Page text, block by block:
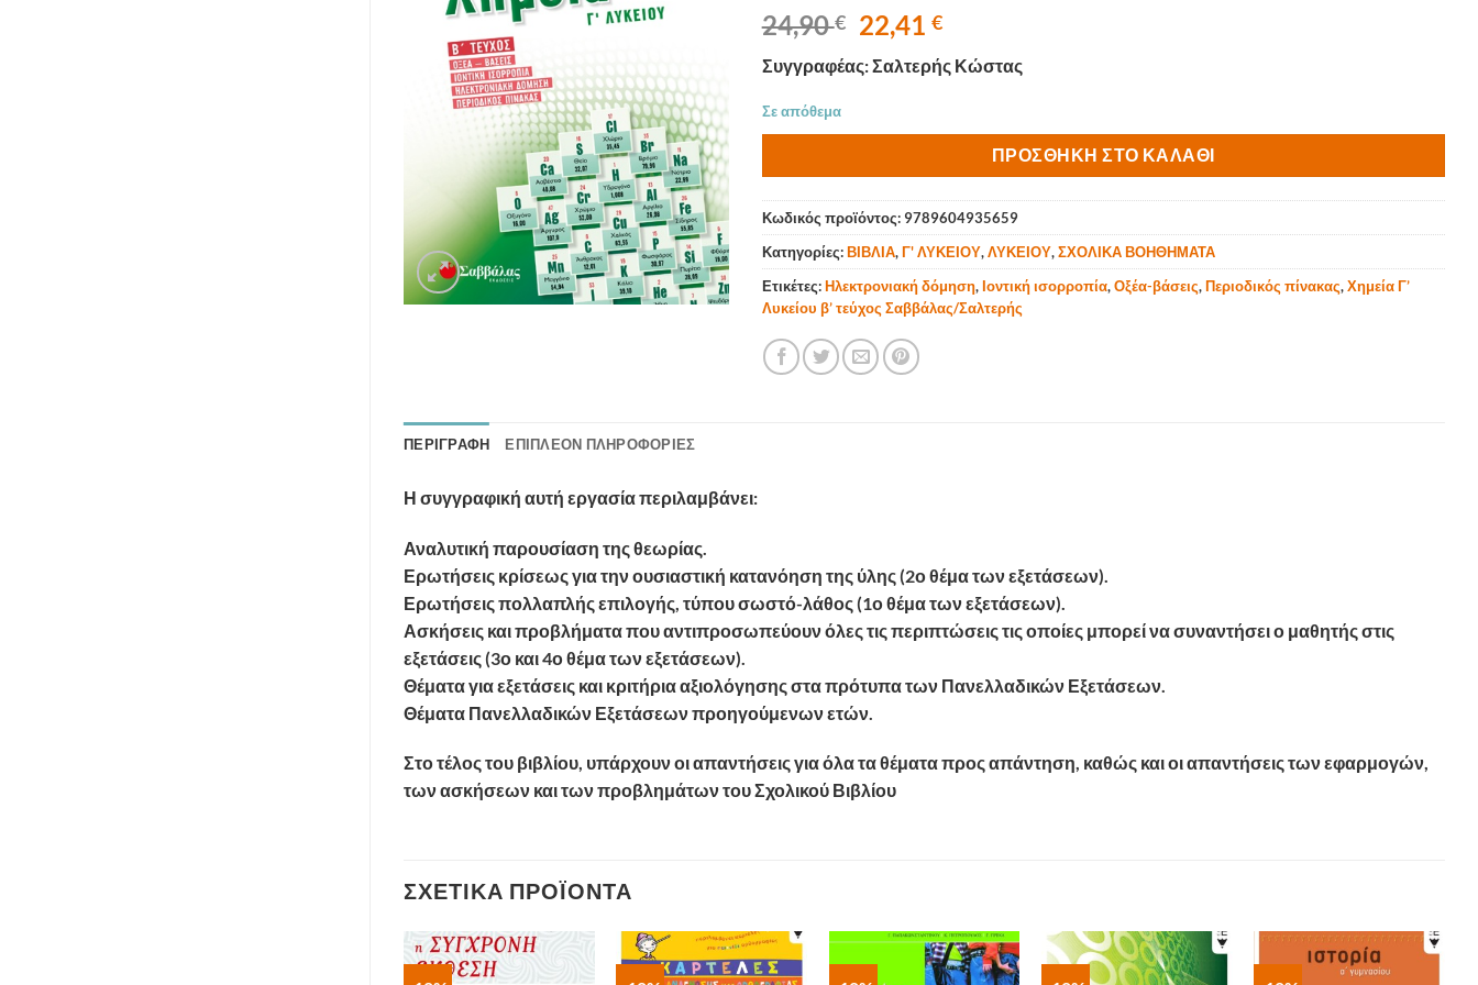
24,90€
Original
price
was:
22,41 €Η
τρέχουσα
τιμή
22,41 €.
Συγγραφέας: Σαλτερής Κώστας
Σε απόθεμα
ΠΡΟΣΘΉΚΗ ΣΤΟ ΚΑΛΆΘΙ
Κωδικός προϊόντος: 9789604935659
Κατηγορίες:ΒΙΒΛΙΑ,Γ' ΛΥΚΕΙΟΥ,ΛΥΚΕΙΟΥ,ΣΧΟΛΙΚΑ ΒΟΗΘΗΜΑΤΑ
Ετικέτες:Ηλεκτρονιακή δόμηση,Ιοντική ισορροπία,Οξέα-βάσεις,Περιοδικός πίνακας,Χημεία Γ’
Λυκείου β’ τεύχος Σαββάλας/Σαλτερής
ΠΕΡΙΓΡΑΦΉ ΕΠΙΠΛΈΟΝ ΠΛΗΡΟΦΟΡΊΕΣ
Η συγγραφική αυτή εργασία περιλαμβάνει:
Αναλυτική παρουσίαση της θεωρίας.
Ερωτήσεις κρίσεως για την ουσιαστική κατανόηση της ύλης (2ο θέμα των εξετάσεων).
Ερωτήσεις πολλαπλής επιλογής, τύπου σωστό-λάθος (1ο θέμα των εξετάσεων).
Ασκήσεις και προβλήματα που αντιπροσωπεύουν όλες τις περιπτώσεις τις οποίες μπορεί να συναντήσει ο μαθητής στις
εξετάσεις (3ο και 4ο θέμα των εξετάσεων).
Θέματα για εξετάσεις και κριτήρια αξιολόγησης στα πρότυπα των Πανελλαδικών Εξετάσεων.
Θέματα Πανελλαδικών Εξετάσεων προηγούμενων ετών.
Στο τέλος του βιβλίου, υπάρχουν οι απαντήσεις για όλα τα θέματα προς απάντηση, καθώς και οι απαντήσεις των εφαρμογών,
των ασκήσεων και των προβλημάτων του Σχολικού Βιβλίου
ΣΧΕΤΙΚΆ ΠΡΟΪΌΝΤΑ